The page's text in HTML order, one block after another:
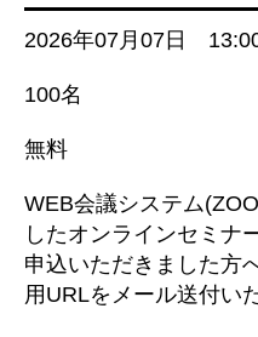
2026年07月07日
100名
無料
WEB会議システム
したオンラインセミナ
申込いただきました方
用URLをメール送付い